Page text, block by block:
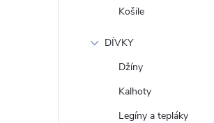
Košile
DÍVKY
Džíny
Kalhoty
Legíny a tepláky